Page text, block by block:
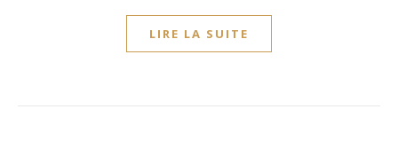
LIRE LA SUITE